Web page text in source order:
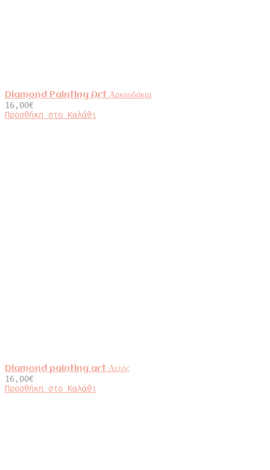
Diamond Painting Art Αρκουδάκια
16,00€
Προσθήκη στο Καλάθι
Diamond painting art Αετός
16,00€
Προσθήκη στο Καλάθι